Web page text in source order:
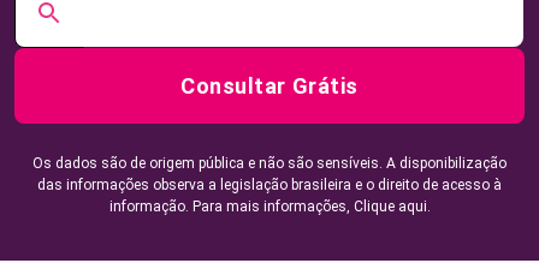
Consultar Grátis
Os dados são de origem pública e não são sensíveis. A disponibilização
das informações observa a legislação brasileira e o direito de acesso à
informação. Para mais informações, Clique aqui.